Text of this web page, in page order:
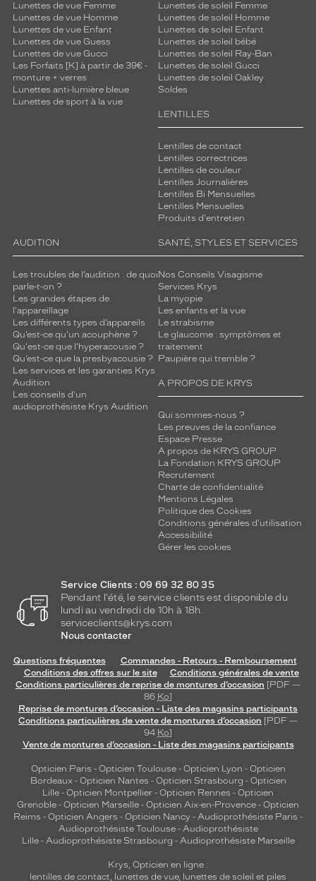
Lunettes de vue Femme
Lunettes de vue Homme
Lunettes de vue Enfant
Lunettes de vue Guess
Lunettes de vue Gucci
Les Forfaits [K] à partir de 39€ -
monture + verres
Lunettes anti-lumière bleue
Lunettes de sport à la vue
Lunettes de soleil Femme
Lunettes de soleil Homme
Lunettes de soleil Enfant
Lunettes de soleil bébé
Lunettes de soleil Ray-Ban
Lunettes de soleil Gucci
Lunettes de soleil Oakley
Soldes
LENTILLES
Lentilles de contact
Lentilles correctrices
Lentilles de couleur
Lentilles Journalières
Lentilles Bi Mensuelles
Lentilles Mensuelles
Produits d'entretien
AUDITION
Les troubles de l’audition : de quoi
parle-t-on ?
Les grandes étapes de
l'appareillage
Les différents types d’appareils
Qu’est-ce qu'un acouphène ?
Qu'est-ce que l'hyperacousie ?
Qu’est-ce que la presbyacousie ?
Les services et les garanties Krys
Audition
Les conseils d'un
audioprothésiste Krys Audition
SANTÉ, STYLES ET SERVICES
Nos Conseils Visagisme
Services Krys
La myopie
Les enfants et la vue
Le strabisme
Le glaucome : symptômes et
traitement
Paupière qui tremble ?
A PROPOS DE KRYS
Qui sommes-nous ?
Les preuves de la confiance
Espace Presse
A propos de KRYS GROUP
La Fondation KRYS GROUP
Recrutement
Charte de confidentialité
Mentions Légales
Politique des Cookies
Conditions générales d'utilisation
Accessibilité
Gérer les cookies
Service Clients : 09 69 32 80 35
Pendant l'été, le service clients est disponible du
lundi au vendredi de 10h à 18h.
serviceclients@krys.com
Nous contacter
Questions fréquentes
Commandes - Retours - Remboursement
Conditions des offres sur le site
Conditions générales de vente
Conditions particulières de reprise de montures d’occasion [PDF —
86 Ko]
Reprise de montures d’occasion - Liste des magasins participants
Conditions particulières de vente de montures d’occasion [PDF —
94 Ko]
Vente de montures d’occasion - Liste des magasins participants
Opticien Paris - Opticien Toulouse- Opticien Lyon - Opticien
Bordeaux- Opticien Nantes - Opticien Strasbourg - Opticien
Lille - Opticien Montpellier - Opticien Rennes - Opticien
Grenoble - Opticien Marseille - Opticien Aix-en-Provence - Opticien
Reims - Opticien Angers - Opticien Nancy - Audioprothésiste Paris -
Audioprothésiste Toulouse- Audioprothésiste
Lille- Audioprothésiste Strasbourg - Audioprothésiste Marseille
Krys, Opticien en ligne :
lentilles de contact, lunettes de vue, lunettes de soleil et piles